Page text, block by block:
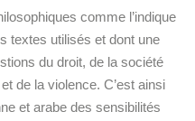
comme l’indique
textes utilisés et dont une
du droit, de la société
de la violence. C’est ainsi
et arabe des sensibilités